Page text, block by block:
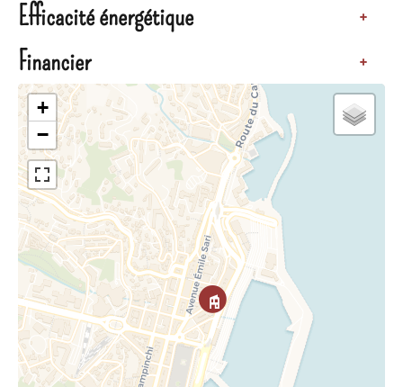
Efficacité énergétique +
Financier +
+
−